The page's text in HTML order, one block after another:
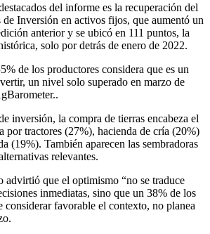
del informe es la recuperación del
Inversión en activos fijos, que aumentó un
anterior y se ubicó en 111 puntos, la
solo por detrás de enero de 2022.
de los productores considera que es un
un nivel solo superado en marzo de
inversión, la compra de tierras encabeza el
por tractores (27%), hacienda de cría (20%)
(19%). También aparecen las sembradoras
relevantes.
advirtió que el optimismo “no se traduce
inmediatas, sino que un 38% de los
considerar favorable el contexto, no planea